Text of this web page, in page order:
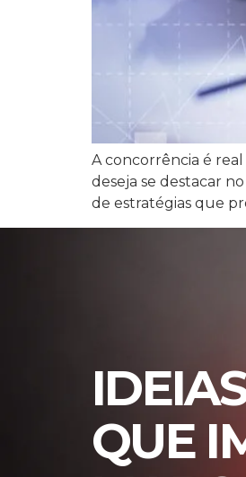
A concorrência é
deseja se destacar
de estratégias que
QUE